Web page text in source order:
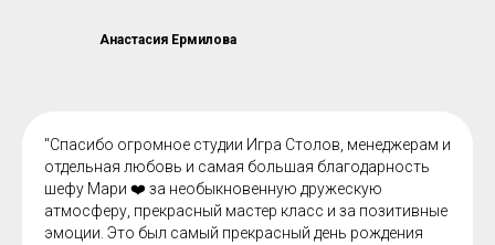
Анастасия Ермилова
"Спасибо огромное студии Игра Столов, менеджерам и
отдельная любовь и самая большая благодарность
шефу Мари ❤️ за необыкновенную дружескую
атмосферу, прекрасный мастер класс и за позитивные
эмоции. Это был самый прекрасный день рождения